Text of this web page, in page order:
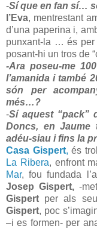
-Sí que en fan sí…
l’Eva, mentrestant
d’una paperina i,
punxant-la … és per
posant-hi un tros de
-Ara poseu-me
l’amanida i també
són per
més…?
-Sí aquest “pack”
Doncs, en Jaume
adéu-siau i fins la
Casa Gispert, és
La Ribera, enfront
Mar, fou fundada
Josep Gispert, -
Gispert per als
Gispert, poc
–i es formen- per